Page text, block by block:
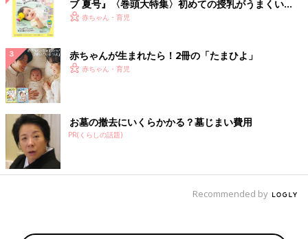
ブ 夏号』〈巻頭大特集〉初めての授乳がうまくい
く！ おっぱい・ミルクの基本と夏のトラブル 解決テ
赤ちゃん・育児
赤ちゃんが生まれたら！2冊の「たまひよ」
赤ちゃん・育児
お墓の撤去にいくらかかる？墓じまい費用
PR(くらしの話題)
Recommended by